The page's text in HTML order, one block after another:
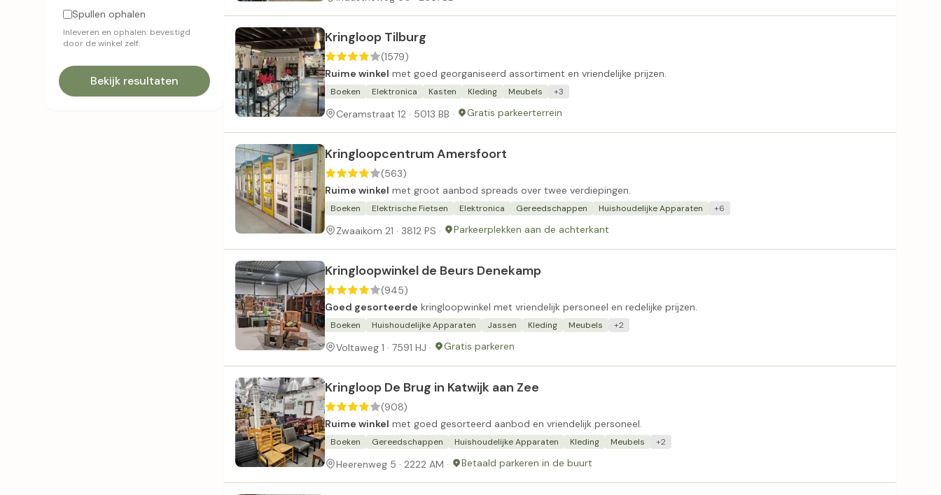
Spullen ophalen
Inleveren en ophalen: bevestigd
door de winkel zelf.
Bekijk resultaten
Kringloop Tilburg
(1579)
Ruime winkel met goed georganiseerd assortiment en vriendelijke prijzen.
Boeken Elektronica Kasten Kleding Meubels +3
Ceramstraat 12 · 5013 BB · Gratis parkeerterrein
Kringloopcentrum Amersfoort
(563)
Ruime winkel met groot aanbod spreads over twee verdiepingen.
Boeken Elektrische Fietsen Elektronica Gereedschappen Huishoudelijke Apparaten +6
Zwaaikom 21 · 3812 PS · Parkeerplekken aan de achterkant
Kringloopwinkel de Beurs Denekamp
(945)
Goed gesorteerde kringloopwinkel met vriendelijk personeel en redelijke prijzen.
Boeken Huishoudelijke Apparaten Jassen Kleding Meubels +2
Voltaweg 1 · 7591 HJ · Gratis parkeren
Kringloop De Brug in Katwijk aan Zee
(908)
Ruime winkel met goed gesorteerd aanbod en vriendelijk personeel.
Boeken Gereedschappen Huishoudelijke Apparaten Kleding Meubels +2
Heerenweg 5 · 2222 AM · Betaald parkeren in de buurt